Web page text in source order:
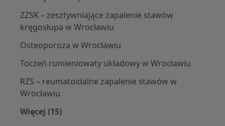
ZZSK – zesztywniające zapalenie stawów
kręgosłupa w Wrocławiu
Osteoporoza w Wrocławiu
Toczeń rumieniowaty układowy w Wrocławiu
RZS – reumatoidalne zapalenie stawów w
Wrocławiu
Więcej (15)